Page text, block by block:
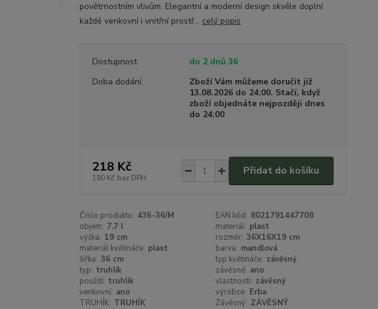
povětrnostním vlivům. Elegantní a moderní design skvěle doplní
každé venkovní i vnitřní prostř... celý popis
Dostupnost
do 2 dnů 36
Doba dodání
Zboží Vám můžeme doručit již
13.08.2026 do 24:00. Stačí, když
zboží objednáte nejpozději dnes
do 24:00
218 Kč
180 Kč bez DPH
Přidat do košíku
Číslo produktu: 435-36/M EAN kód: 8021791447708
objem: 7.7 l materiál: plast
výška: 19 cm rozměr: 36X16X19 cm
materiál květináče: plast barva: mandlová
šířka: 36 cm typ květináče: závěsný
typ: truhlík závěsné: ano
použití: truhlík vlastnosti: závěsný
venkovní: ano výrobce: Erba
TRUHÍK: TRUHÍK Závěsný: ZÁVĚSNÝ